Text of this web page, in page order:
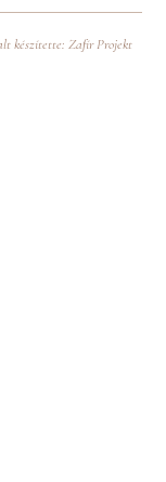
készítette: Zafír Projekt